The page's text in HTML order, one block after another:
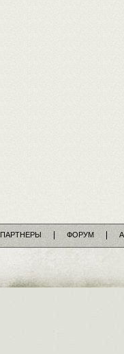
ПАРТНЕРЫ ФОРУМ